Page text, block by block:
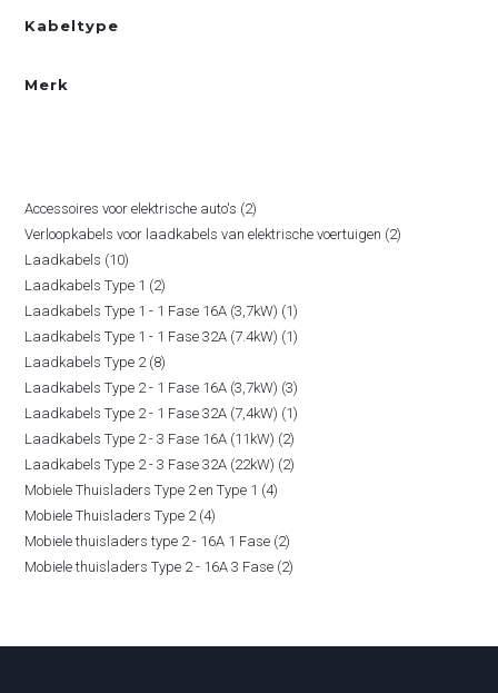
Kabeltype
Merk
Accessoires voor elektrische auto's 22
producten
Verloopkabels voor laadkabels van elektrische voertuigen 22
Laadkabels 1010
producten
Laadkabels Type 1 22
producten
Laadkabels Type 1 - 1 Fase 16A (3,7kW) 11
product
Laadkabels Type 1 - 1 Fase 32A (7.4kW) 11
Laadkabels Type 2 88
producten
Laadkabels Type 2 - 1 Fase 16A (3,7kW) 33
producten
Laadkabels Type 2 - 1 Fase 32A (7,4kW) 11
product
Laadkabels Type 2 - 3 Fase 16A (11kW) 22
producten
Laadkabels Type 2 - 3 Fase 32A (22kW) 22
Mobiele Thuisladers Type 2 en Type 1 44
Mobiele Thuisladers Type 2 44
producten
Mobiele thuisladers type 2 - 16A 1 Fase 22
producten
Mobiele thuisladers Type 2 - 16A 3 Fase 22